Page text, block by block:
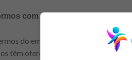
com os bancos
do empréstimo com o banco
têm oferecido programas de